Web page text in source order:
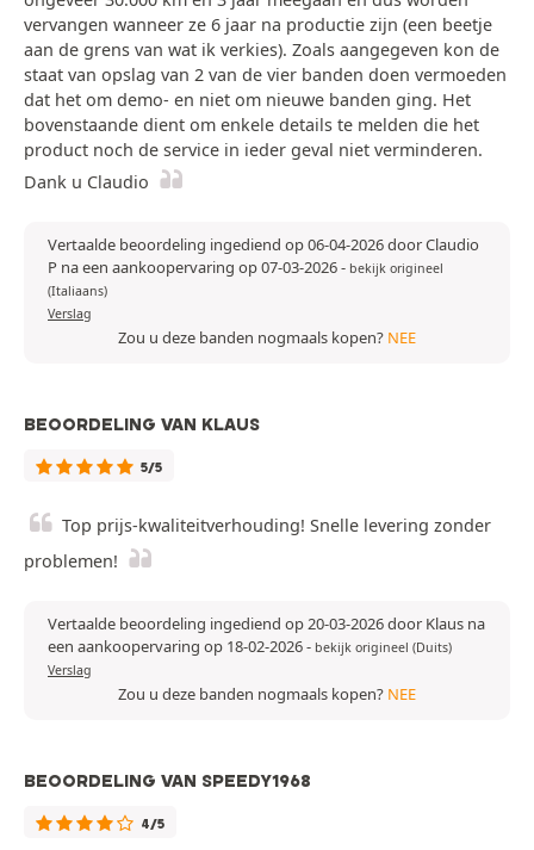
vervangen wanneer ze 6 jaar na productie zijn (een beetje
aan de grens van wat ik verkies). Zoals aangegeven kon de
staat van opslag van 2 van de vier banden doen vermoeden
dat het om demo- en niet om nieuwe banden ging. Het
bovenstaande dient om enkele details te melden die het
product noch de service in ieder geval niet verminderen.
Dank u Claudio
Vertaalde beoordeling ingediend op 06-04-2026 door Claudio
P na een aankoopervaring op 07-03-2026- bekijk origineel
(Italiaans)
Verslag
Zou u deze banden nogmaals kopen? NEE
BEOORDELING VAN KLAUS
5/5
Top prijs-kwaliteitverhouding! Snelle levering zonder
problemen!
Vertaalde beoordeling ingediend op 20-03-2026 door Klaus na
een aankoopervaring op 18-02-2026- bekijk origineel (Duits)
Verslag
Zou u deze banden nogmaals kopen? NEE
BEOORDELING VAN SPEEDY1968
4/5